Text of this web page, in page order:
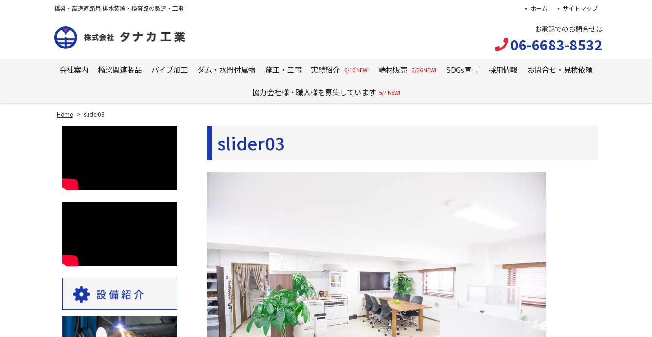
橋梁・高速道路用 排水装置・検査路の製造・工事 ホーム サイトマップ
お電話でのお問合せは
06-6683-8532
会社案内 橋梁関連製品 パイプ加工 ダム・水門付属物 施工・工事 実績紹介 6/10 NEW! 端材販売 2/26 NEW! SDGs宣言 採用情報 お問合せ・見積依頼
協力会社様・職人様を募集しています 5/7 NEW!
Home > slider03
slider03